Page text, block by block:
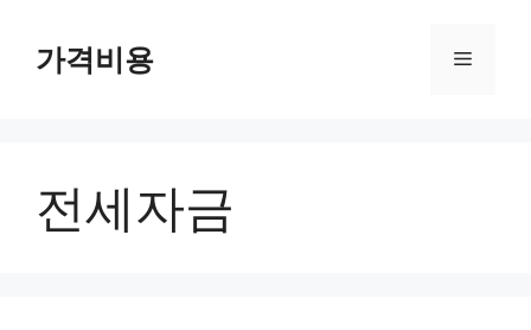
가격비용 메
전세자금